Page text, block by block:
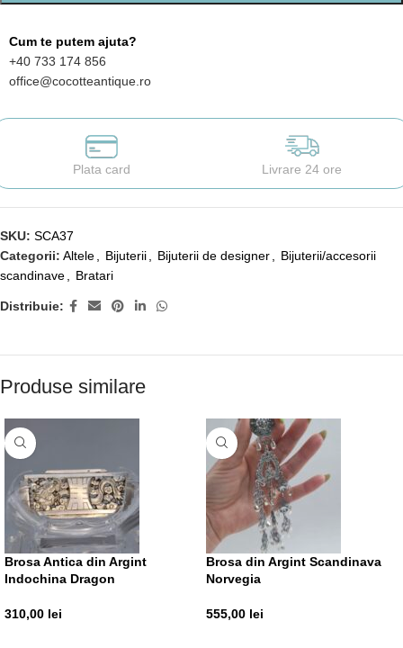
Cum te putem ajuta?
+40 733 174 856
office@cocotteantique.ro
Plata card Livrare 24 ore
SKU: SCA37
Categorii: Altele Bijuterii Bijuterii de designer
Bijuterii/accesorii
scandinave
Bratari
Distribuie:
Produse similare
Brosa Antica din Argint
Indochina Dragon
310,00 lei
Brosa din Argint Scandinava
Norvegia
555,00 lei